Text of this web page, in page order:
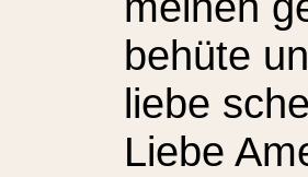
behüte
liebe
Liebe